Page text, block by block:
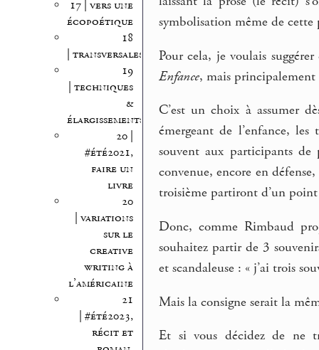
17 | vers une
écopoétique
18
| transversales
19
| techniques
&
élargissements
20 |
#été2021,
faire un
livre
20
| variations
sur le
creative
writing à
l’américaine
21
| #été2023,
récit et
symbolisation même de
Pour cela, je voulais
Enfance, mais
C’est un choix à assumer
émergeant de l’enfance,
souvent aux participants
convenue, encore en
troisième partiront d’un
Donc, comme Rimbaud
souhaitez partir de 3
et scandaleuse : « j’ai trois
Mais la consigne serait la
Et si vous décidez de ne